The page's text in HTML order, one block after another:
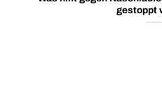
gestoppt